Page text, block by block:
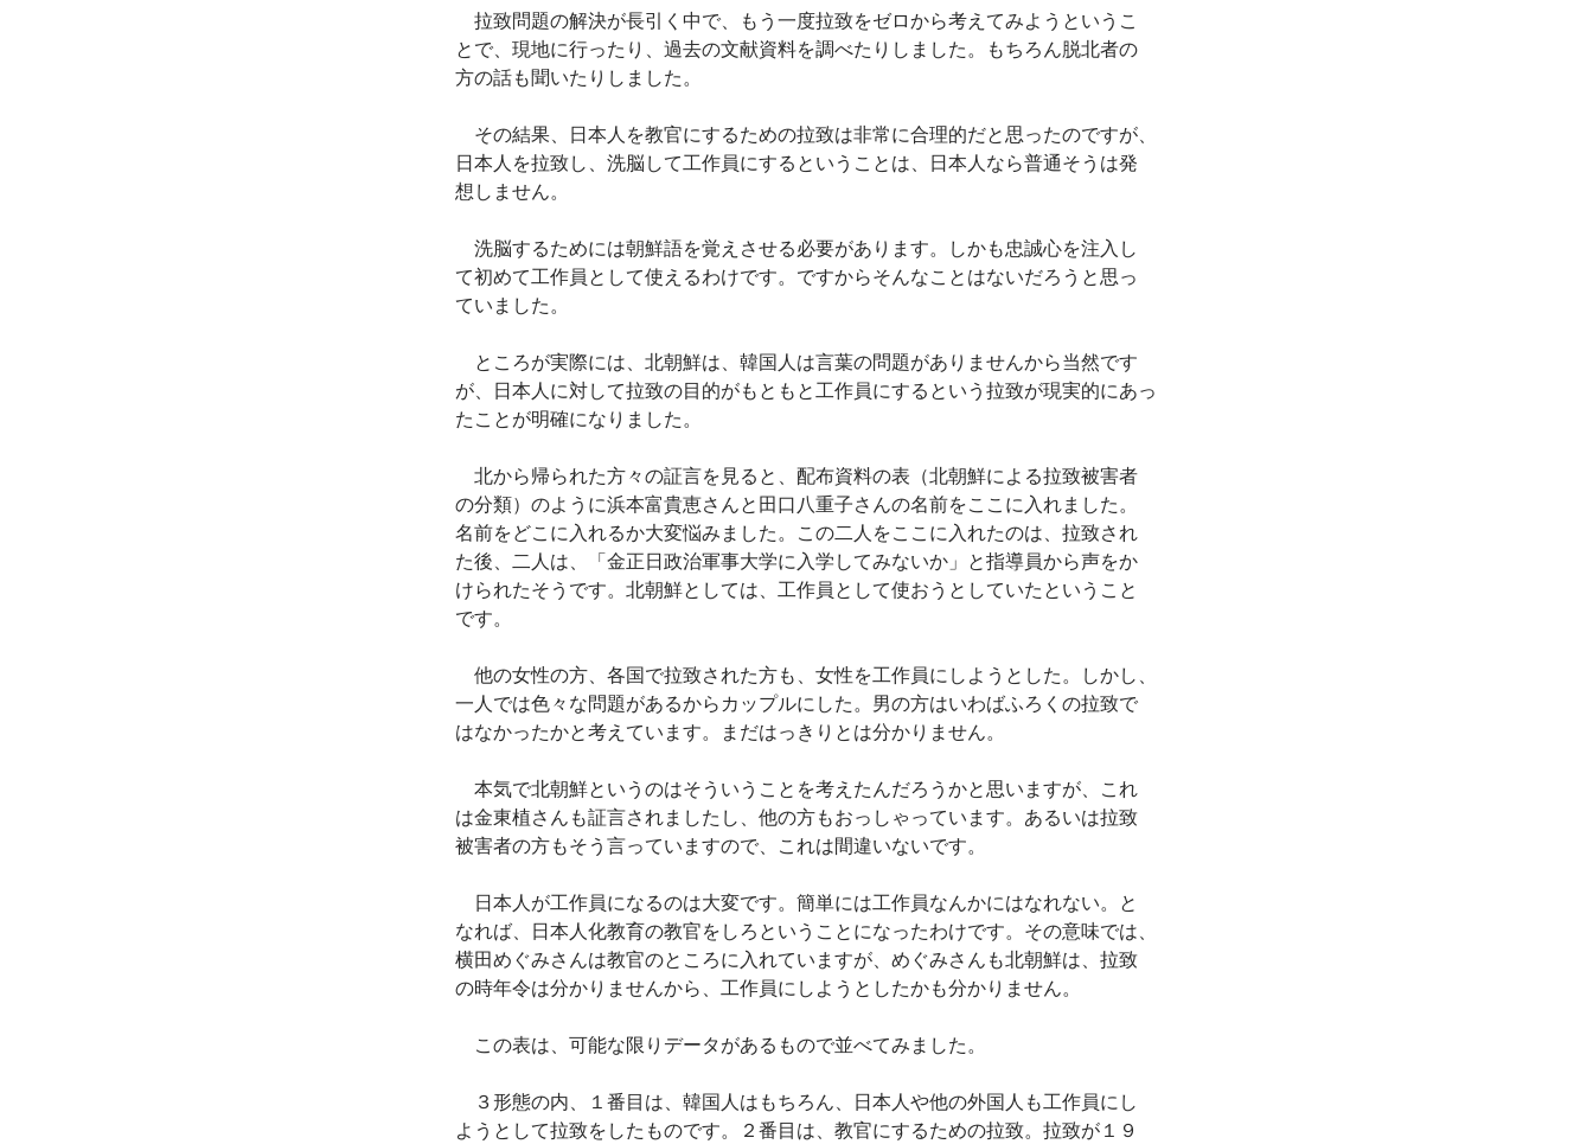
拉致問題の解決が長引く中で、もう一度拉致をゼロから考えてみようというこ
とで、現地に行ったり、過去の文献資料を調べたりしました。もちろん脱北者の
方の話も聞いたりしました。
その結果、日本人を教官にするための拉致は非常に合理的だと思ったのですが、
日本人を拉致し、洗脳して工作員にするということは、日本人なら普通そうは発
想しません。
洗脳するためには朝鮮語を覚えさせる必要があります。しかも忠誠心を注入し
て初めて工作員として使えるわけです。ですからそんなことはないだろうと思っ
ていました。
ところが実際には、北朝鮮は、韓国人は言葉の問題がありませんから当然です
が、日本人に対して拉致の目的がもともと工作員にするという拉致が現実的にあっ
たことが明確になりました。
北から帰られた方々の証言を見ると、配布資料の表（北朝鮮による拉致被害者
の分類）のように浜本富貴恵さんと田口八重子さんの名前をここに入れました。
名前をどこに入れるか大変悩みました。この二人をここに入れたのは、拉致され
た後、二人は、「金正日政治軍事大学に入学してみないか」と指導員から声をか
けられたそうです。北朝鮮としては、工作員として使おうとしていたということ
です。
他の女性の方、各国で拉致された方も、女性を工作員にしようとした。しかし、
一人では色々な問題があるからカップルにした。男の方はいわばふろくの拉致で
はなかったかと考えています。まだはっきりとは分かりません。
本気で北朝鮮というのはそういうことを考えたんだろうかと思いますが、これ
は金東植さんも証言されましたし、他の方もおっしゃっています。あるいは拉致
被害者の方もそう言っていますので、これは間違いないです。
日本人が工作員になるのは大変です。簡単には工作員なんかにはなれない。と
なれば、日本人化教育の教官をしろということになったわけです。その意味では、
横田めぐみさんは教官のところに入れていますが、めぐみさんも北朝鮮は、拉致
の時年令は分かりませんから、工作員にしようとしたかも分かりません。
この表は、可能な限りデータがあるもので並べてみました。
３形態の内、１番目は、韓国人はもちろん、日本人や他の外国人も工作員にし
ようとして拉致をしたものです。２番目は、教官にするための拉致。拉致が１９